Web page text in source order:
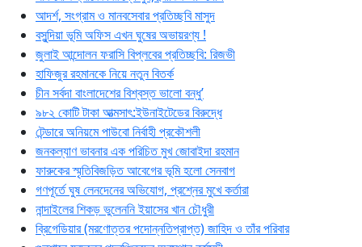
আদর্শ, সংগ্রাম ও মানবসেবার প্রতিচ্ছবি মাসুদ
বসুন্দিয়া ভূমি অফিস এখন ঘুষের অভায়রণ্য !
জুলাই আন্দোলন ফরাসি বিপ্লবের প্রতিচ্ছবি: রিজভী
হাফিজুর রহমানকে নিয়ে নতুন বিতর্ক
চীন সর্বদা বাংলাদেশের বিশ্বস্ত ভালো বন্ধু’
৯৮২ কোটি টাকা আত্মসাৎ:ইউনাইটেডের বিরুদ্ধে
টেন্ডারে অনিয়মে পাউবো নির্বাহী প্রকৌশলী
জনকল্যাণ ভাবনার এক পরিচিত মুখ জোবাইদা রহমান
ফারুকের স্মৃতিবিজড়িত আবেগের ভূমি হলো সেনবাগ
গণপূর্তে ঘুষ লেনদেনের অভিযোগ, প্রশ্নের মুখে কর্তারা
নান্দাইলের শিকড় ভুলেননি ইয়াসের খান চৌধুরী
ব্রিগেডিয়ার (মরণোত্তর পদোন্নতিপ্রাপ্ত) জাহিদ ও তাঁর পরিবার